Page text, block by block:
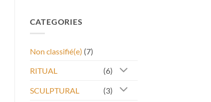
Lorient
à
l’engobe
à
l’émail
des
masterclass
Les
nouvelles
:
2023
CATEGORIES
Non classifié(e) (7)
RITUAL (6)
SCULPTURAL (3)